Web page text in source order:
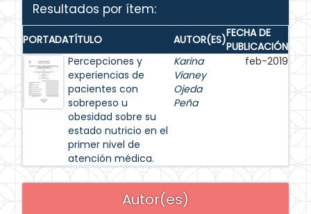
Resultados por ítem:
PORTADATÍTULO AUTOR(ES)FECHA DE
PUBLICACIÓN
Percepciones y
experiencias de
pacientes con
sobrepeso u
obesidad sobre su
estado nutricio en el
primer nivel de
atención médica.
Karina
Vianey
Ojeda
Peña
feb-2019
Autor(es)